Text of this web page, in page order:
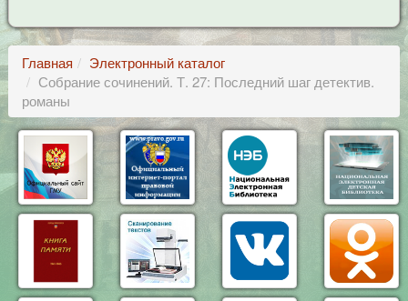
Главная
Электронный каталог
Собрание сочинений. Т. 27: Последний шаг детектив.
романы